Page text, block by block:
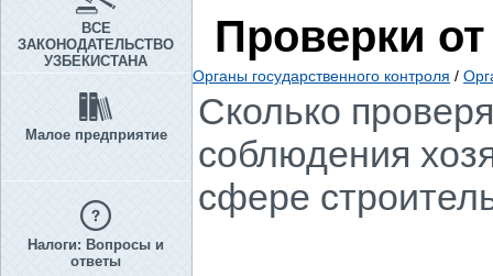
ВСЕ
ЗАКОНОДАТЕЛЬСТВО
УЗБЕКИСТАНА
Малое предприятие
Налоги: Вопросы и
ответы
Проверки
Органы государственного контроля /
Сколько
соблюдения
сфере